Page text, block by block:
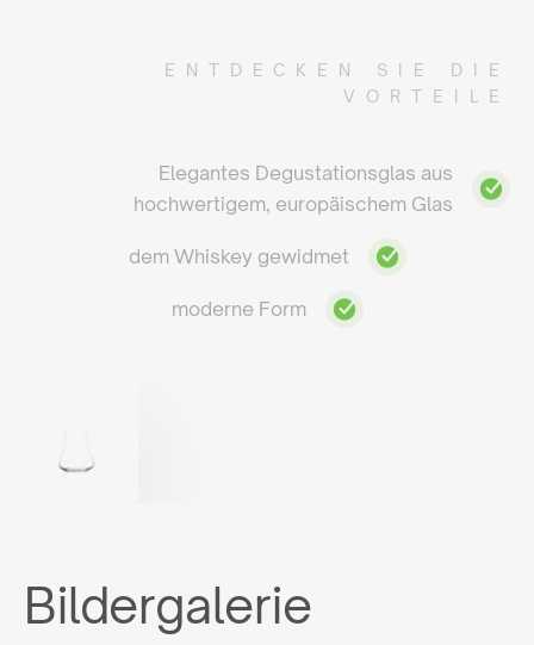
ENTDECKEN SIE DIE
VORTEILE
Elegantes Degustationsglas aus
hochwertigem, europäischem Glas
dem Whiskey gewidmet
moderne Form
Bildergalerie